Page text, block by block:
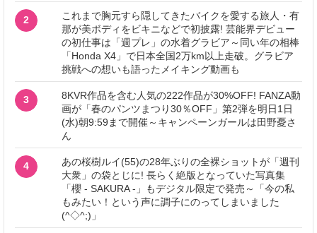
2
これまで胸元すら隠してきたバイクを愛する旅人・有
那が美ボディをビキニなどで初披露! 芸能界デビュー
の初仕事は「週プレ」の水着グラビア～同い年の相棒
「Honda X4」で日本全国2万km以上走破。グラビア
挑戦への想いも語ったメイキング動画も
3
8KVR作品を含む人気の222作品が30%OFF! FANZA動
画が「春のパンツまつり30％OFF」第2弾を明日1日
(水)朝9:59まで開催～キャンペーンガールは田野憂さ
ん
4
あの桜樹ルイ(55)の28年ぶりの全裸ショットが「週刊
大衆」の袋とじに! 長らく絶版となっていた写真集
「櫻 - SAKURA -」もデジタル限定で発売～「今の私
もみたい！という声に調子にのってしまいました
(^◇^;)」